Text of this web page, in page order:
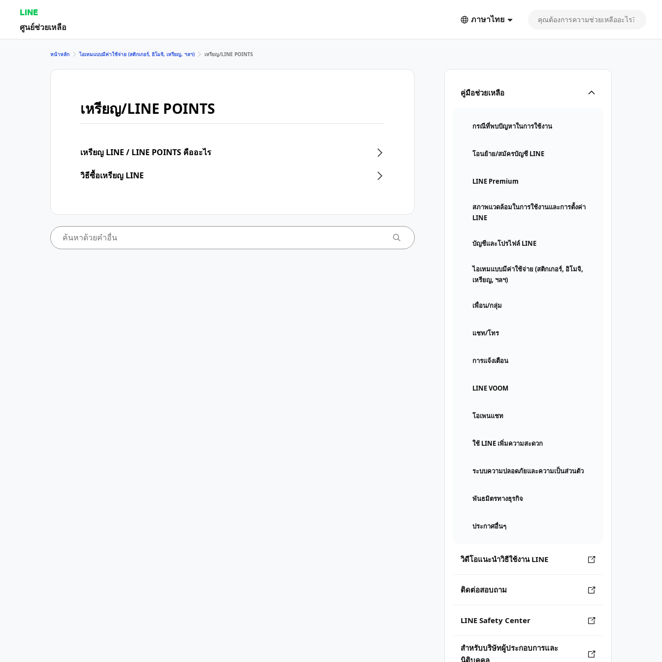
LINE
ศูนย์ช่วยเหลือ
ภาษาไทย
คู่มือช่วยเหลือ
กรณีที่พบปัญหาในการใช้งาน
โอนย้าย/สมัครบัญชี LINE
LINE Premium
สภาพแวดล้อมในการใช้งานและการตั้งค่า
LINE
บัญชีและโปรไฟล์ LINE
ไอเทมแบบมีค่าใช้จ่าย (สติกเกอร์, อิโมจิ,
เหรียญ, ฯลฯ)
เพื่อน/กลุ่ม
แชท/โทร
การแจ้งเตือน
LINE VOOM
โอเพนแชท
ใช้ LINE เพิ่มความสะดวก
ระบบความปลอดภัยและความเป็นส่วนตัว
พันธมิตรทางธุรกิจ
ประกาศอื่นๆ
วิดีโอแนะนำวิธีใช้งาน LINE
ติดต่อสอบถาม
LINE Safety Center
สำหรับบริษัทผู้ประกอบการและ
นิติบุคคล
หน้าหลัก ไอเทมแบบมีค่าใช้จ่าย (สติกเกอร์, อิโมจิ, เหรียญ, ฯลฯ) เหรียญ/LINE POINTS
เหรียญ/LINE POINTS
เหรียญ LINE / LINE POINTS คืออะไร
วิธีซื้อเหรียญ LINE